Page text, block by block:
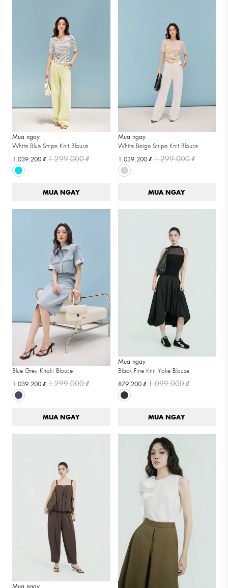
Mua ngay
White Blue Stripe Knit Blouse
1.039.200 ₫1.299.000 ₫
MUA NGAY
Mua ngay
White Beige Stripe Knit Blouse
1.039.200 ₫1.299.000 ₫
MUA NGAY
Mua ngay
Blue Grey Khaki Blouse
1.039.200 ₫1.299.000 ₫
MUA NGAY
Mua ngay
Black Fine Knit Yoke Blouse
879.200 ₫1.099.000 ₫
MUA NGAY
Mua ngay